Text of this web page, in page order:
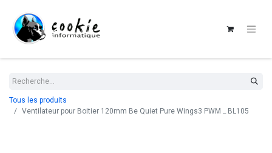
Tous les produits
Ventilateur pour Boitier 120mm Be Quiet Pure Wings3 PWM _ BL105